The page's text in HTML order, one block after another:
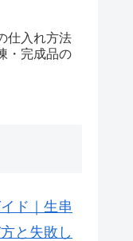
仕入れ方法
・完成品の
ド｜生串
と失敗し